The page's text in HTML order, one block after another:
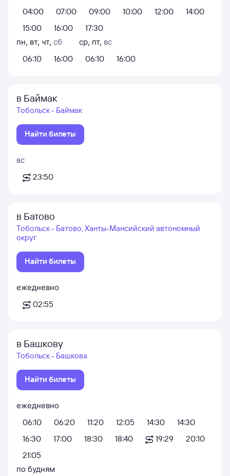
04:00
07:00 09:00 10:00 12:00
14:00
15:00
16:00
17:30
пн, вт, чт, сб
06:10
16:00
ср, пт, вс
06:10
16:00
в Баймак
Тобольск - Баймак
Найти билеты
вс
23:50
в Батово
Тобольск - Батово, Ханты-Мансийский автономный
округ
Найти билеты
ежедневно
02:55
в Башкову
Тобольск - Башкова
Найти билеты
ежедневно
06:10
06:20 11:20 12:05 14:30
14:30
16:30
17:00 18:30 18:40 19:29
20:10
21:05
по будням